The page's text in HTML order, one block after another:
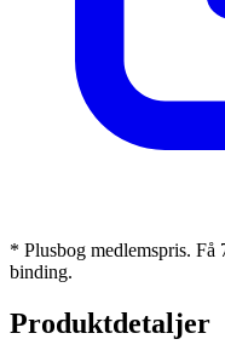
* Plusbog medlemspris. Få
binding.
Produktdetaljer